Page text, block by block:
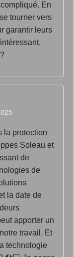
En
tourner vers
garantir leurs
la protection
Soleau et
de
de
la date de
apporter un
travail. Et
technologie